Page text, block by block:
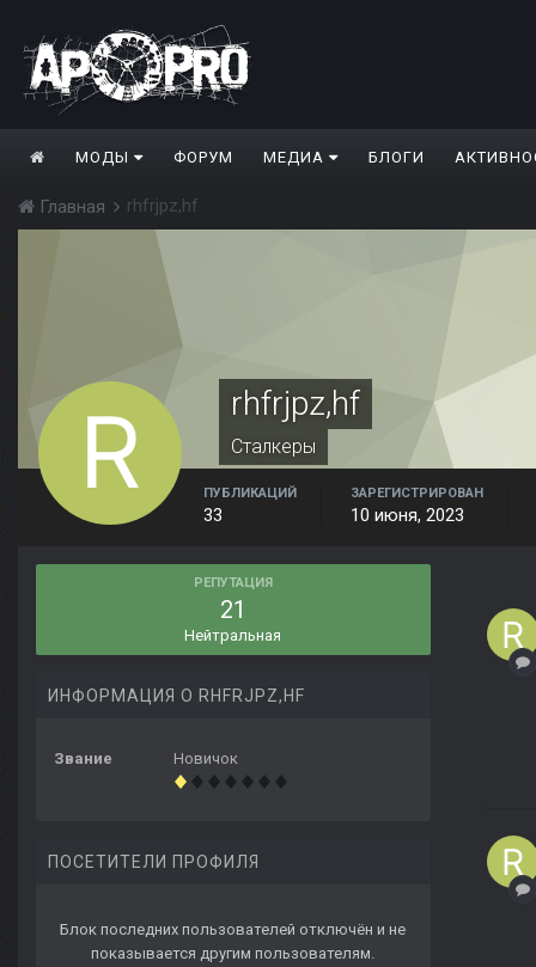
МОДЫ ФОРУМ МЕДИА БЛОГИ
Главная rhfrjpz,hf
rhfrjpz,hf
Сталкеры
ПУБЛИКАЦИЙ
33
ЗАРЕГИСТРИРОВАН
10 июня, 2023
РЕПУТАЦИЯ
21
Нейтральная
ИНФОРМАЦИЯ О RHFRJPZ,HF
Звание Новичок
ПОСЕТИТЕЛИ ПРОФИЛЯ
Блок последних пользователей отключён и не
показывается другим пользователям.